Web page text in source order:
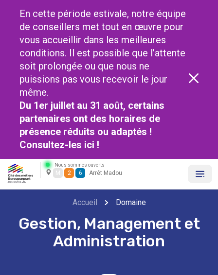
En cette période estivale, notre équipe
de conseillers met tout en œuvre pour
vous accueillir dans les meilleures
conditions. Il est possible que l’attente
soit prolongée ou que nous ne
puissions pas vous recevoir le jour
même.
Du 1er juillet au 31 août, certains
partenaires ont des horaires de
présence réduits ou adaptés !
Consultez-les ici !
Nous sommes ouverts
M 2 6 Arrêt Madou
Accueil Domaine
Gestion, Management et
Administration